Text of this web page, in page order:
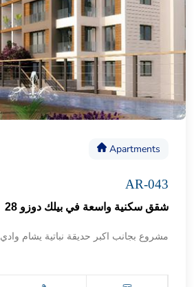
Apartments
AR-043
شقق سكنية واسعة في بيلك دوزو 28
مشروع بجانب اكبر حديقة نباتية يشام وادي